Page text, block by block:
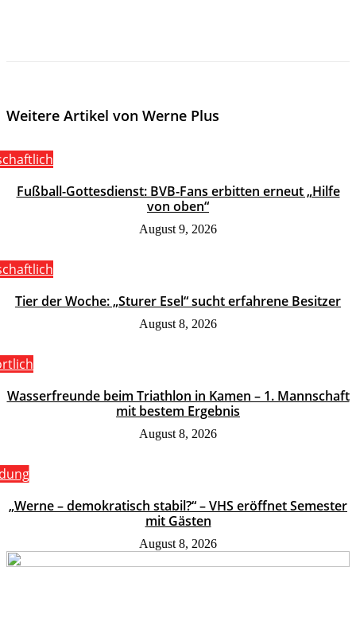
Weitere Artikel von Werne Plus
Fußball-Gottesdienst: BVB-Fans erbitten erneut „Hilfe
von oben“
August 9, 2026
Tier der Woche: „Sturer Esel“ sucht erfahrene Besitzer
August 8, 2026
Wasserfreunde beim Triathlon in Kamen – 1. Mannschaft
mit bestem Ergebnis
August 8, 2026
„Werne – demokratisch stabil?“ – VHS eröffnet Semester
mit Gästen
August 8, 2026